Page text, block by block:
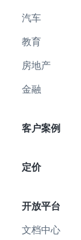
汽车
教育
房地产
金融
客户案例
定价
开放平台
文档中心